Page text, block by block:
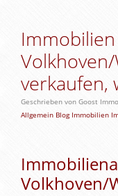
verkaufen,
Geschrieben von Goost
Allgemein Blog Immobilien
Volkhoven/